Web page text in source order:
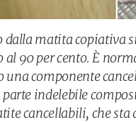
dalla matita copiativa
90 per cento. È
una componente
indelebile
cancellabili, che